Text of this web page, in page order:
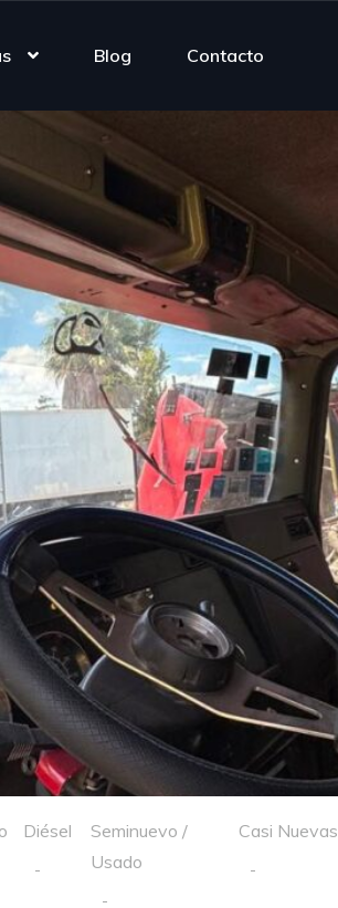
Blog Contacto
Diésel
Seminuevo /
Usado
Casi Nuevas